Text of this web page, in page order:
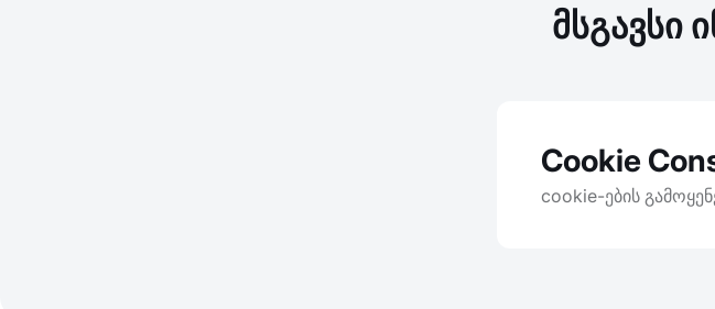
მსგავსი
Cookie
cookie-ების